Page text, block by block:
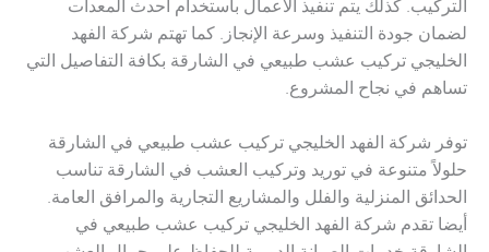
التركيب. كذلك يتم تنفيذ الأعمال باستخدام أحدث المعدات
لضمان جودة التنفيذ وسرعة الإنجاز. كما تهتم شركة الفهد
الخليجي تركيب عشب طبيعي في الشارقة بكافة التفاصيل التي
تساهم في نجاح المشروع.
توفر شركة الفهد الخليجي تركيب عشب طبيعي في الشارقة
حلولاً متنوعة في توريد وتركيب العشب في الشارقة تناسب
الحدائق المنزلية والفلل والمشاريع التجارية والمرافق العامة.
أيضا تقدم شركة الفهد الخليجي تركيب عشب طبيعي في